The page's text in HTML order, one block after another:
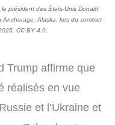
président des États-Unis Donald
Alaska, lors du sommet
CC BY 4.0.
Trump affirme que
réalisés en vue
et l’Ukraine et